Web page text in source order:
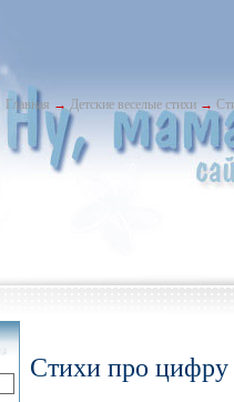
Главная → Детские веселые стихи →
Стихи про цифру